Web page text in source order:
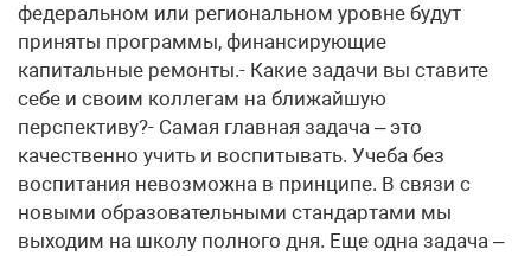
федеральном или региональном уровне будут
приняты программы, финансирующие
капитальные ремонты.- Какие задачи вы ставите
себе и своим коллегам на ближайшую
перспективу?- Самая главная задача – это
качественно учить и воспитывать. Учеба без
воспитания невозможна в принципе. В связи с
новыми образовательными стандартами мы
выходим на школу полного дня. Еще одна задача –